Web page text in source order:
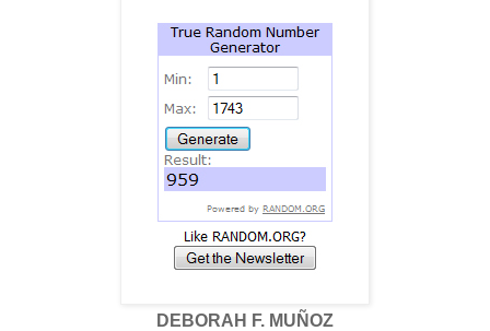
DEBORAH F. MUÑOZ